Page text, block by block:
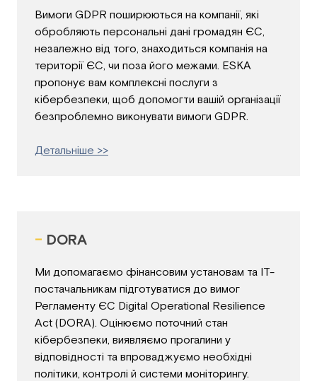
Вимоги GDPR поширюються на компанії, які
обробляють персональні дані громадян ЄС,
незалежно від того, знаходиться компанія на
території ЄС, чи поза його межами. ESKA
пропонує вам комплексні послуги з
кібербезпеки, щоб допомогти вашій організації
безпроблемно виконувати вимоги GDPR.
Детальніше >>
- DORA
Ми допомагаємо фінансовим установам та ІТ-
постачальникам підготуватися до вимог
Регламенту ЄС Digital Operational Resilience
Act (DORA). Оцінюємо поточний стан
кібербезпеки, виявляємо прогалини у
відповідності та впроваджуємо необхідні
політики, контролі й системи моніторингу.